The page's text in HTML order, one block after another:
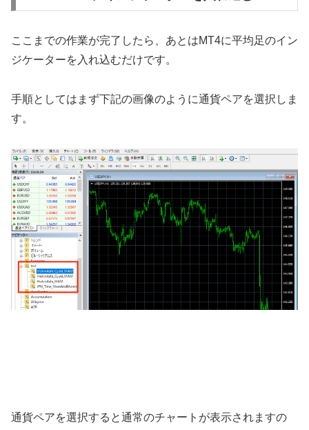
ここまでの作業が完了したら、あとはMT4に平均足のイン
ジケーターを入れ込むだけです。
手順としてはまず下記の画像のように通貨ペアを選択しま
す。
通貨ペアを選択すると通常のチャートが表示されますの